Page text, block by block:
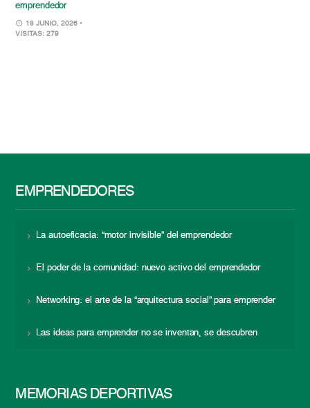
emprendedor
18 JUNIO, 2026 •
VISITAS: 279
EMPRENDEDORES
La autoeficacia: “motor invisible” del emprendedor
El poder de la comunidad: nuevo activo del emprendedor
Networking: el arte de la “arquitectura social” para emprender
Las ideas para emprender no se inventan, se descubren
MEMORIAS DEPORTIVAS